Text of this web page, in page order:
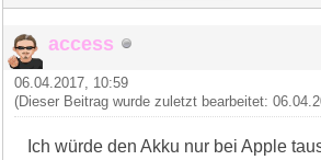
access
06.04.2017, 10:59
(Dieser Beitrag wurde zuletzt bearbeitet:
Ich würde den Akku nur bei Apple